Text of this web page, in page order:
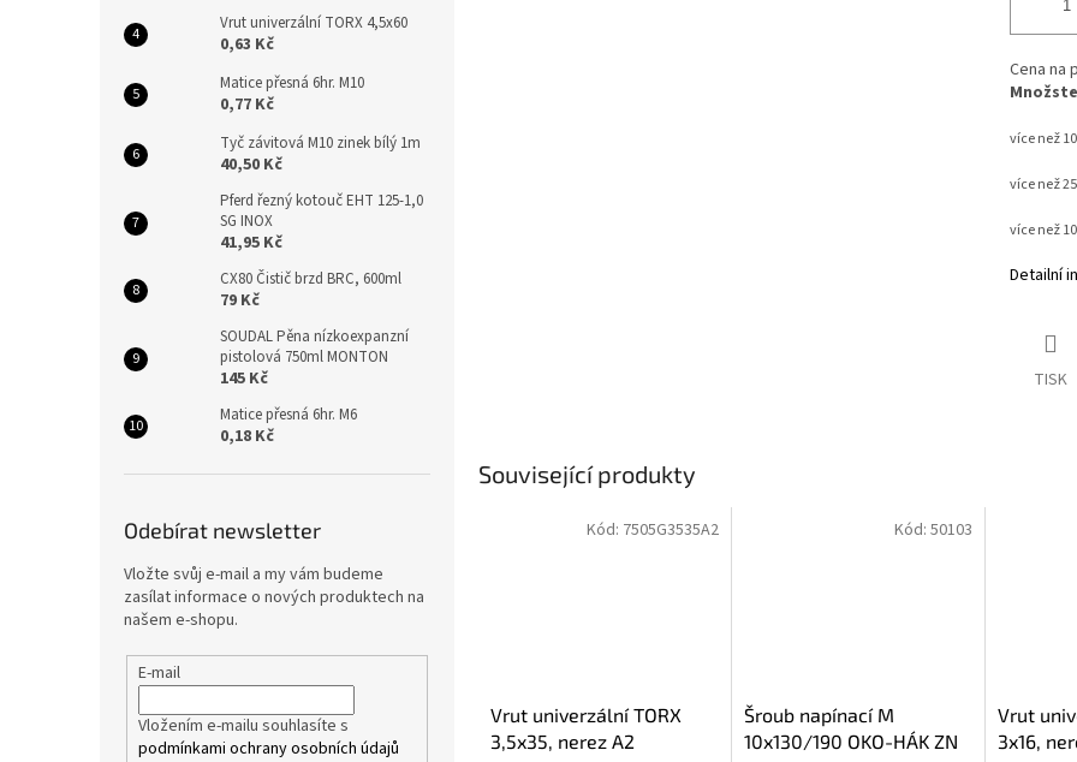
Vrut univerzální TORX 4,5x60
0,63 Kč
Matice přesná 6hr. M10
0,77 Kč
Tyč závitová M10 zinek bílý 1m
40,50 Kč
Pferd řezný kotouč EHT 125-1,0
SG INOX
41,95 Kč
CX80 Čistič brzd BRC, 600ml
79 Kč
SOUDAL Pěna nízkoexpanzní
pistolová 750ml MONTON
145 Kč
Matice přesná 6hr. M6
0,18 Kč
Odebírat newsletter
Vložte svůj e-mail a my vám budeme
zasílat informace o nových produktech na
našem e-shopu.
E-mail
Vložením e-mailu souhlasíte s
podmínkami ochrany osobních údajů
Cena na
více než
více než
více než
Detailní
TISK
Související produkty
Vrut univerzální TORX
3,5x35, nerez A2
Kód: 7505G3535A2
Šroub napínací M
10x130/190 OKO-HÁK ZN
Kód: 50103
Vrut
3x16,